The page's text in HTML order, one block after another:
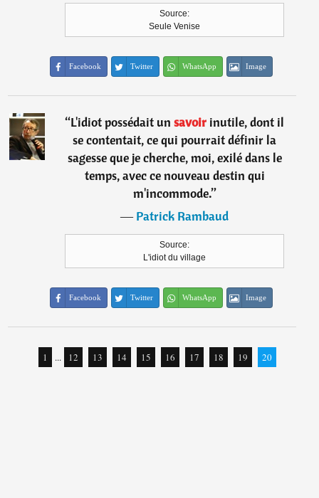
Source:
Seule Venise
Facebook Twitter WhatsApp Image
“L'idiot possédait unsavoir inutile, dont il
se contentait, ce qui pourrait définir la
sagesse que je cherche, moi, exilé dans le
temps, avec ce nouveau destin qui
m'incommode.”
―Patrick Rambaud
Source:
L'idiot du village
Facebook Twitter WhatsApp Image
1 ... 12 13 14 15 16 17 18 19 20